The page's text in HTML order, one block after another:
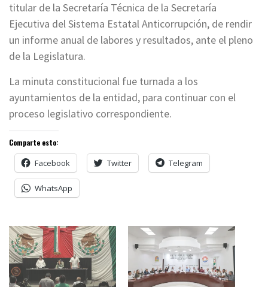
titular de la Secretaría Técnica de la Secretaría
Ejecutiva del Sistema Estatal Anticorrupción, de rendir
un informe anual de labores y resultados, ante el pleno
de la Legislatura.
La minuta constitucional fue turnada a los
ayuntamientos de la entidad, para continuar con el
proceso legislativo correspondiente.
Comparte esto:
Facebook Twitter Telegram
WhatsApp